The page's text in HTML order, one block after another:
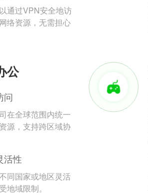
通过VPN安全地访
络资源，无需担心
公
问
在全球范围内统一
源，支持跨区域协
活性
同国家或地区灵活
地域限制。